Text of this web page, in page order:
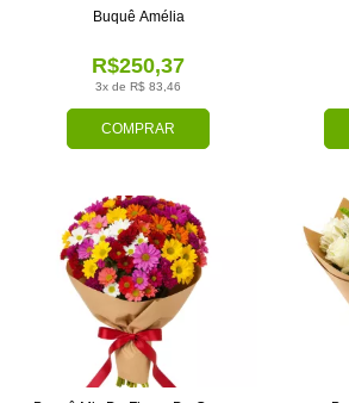
COMPRAR
3x de R$ 83,46
R$250,37
Buquê Amélia